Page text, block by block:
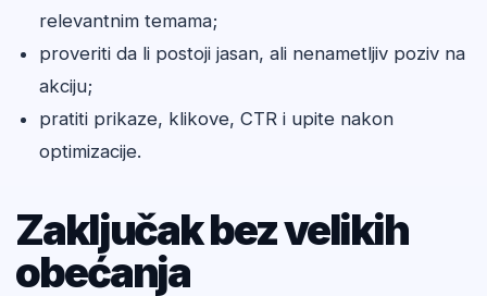
relevantnim temama;
proveriti da li postoji jasan, ali nenametljiv poziv na
akciju;
pratiti prikaze, klikove, CTR i upite nakon
optimizacije.
Zaključak bez velikih
obećanja